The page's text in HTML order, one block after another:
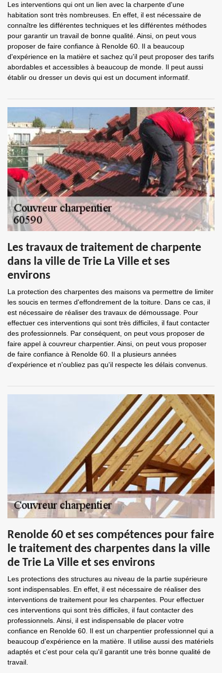
Les interventions qui ont un lien avec la charpente d'une
habitation sont très nombreuses. En effet, il est nécessaire de
connaître les différentes techniques et les différentes méthodes
pour garantir un travail de bonne qualité. Ainsi, on peut vous
proposer de faire confiance à Renolde 60. Il a beaucoup
d'expérience en la matière et sachez qu'il peut proposer des tarifs
abordables et accessibles à beaucoup de monde. Il peut aussi
établir ou dresser un devis qui est un document informatif.
Les travaux de traitement de charpente
dans la ville de Trie La Ville et ses
environs
La protection des charpentes des maisons va permettre de limiter
les soucis en termes d'effondrement de la toiture. Dans ce cas, il
est nécessaire de réaliser des travaux de démoussage. Pour
effectuer ces interventions qui sont très difficiles, il faut contacter
des professionnels. Par conséquent, on peut vous proposer de
faire appel à couvreur charpentier. Ainsi, on peut vous proposer
de faire confiance à Renolde 60. Il a plusieurs années
d'expérience et n'oubliez pas qu'il respecte les délais convenus.
Renolde 60 et ses compétences pour faire
le traitement des charpentes dans la ville
de Trie La Ville et ses environs
Les protections des structures au niveau de la partie supérieure
sont indispensables. En effet, il est nécessaire de réaliser des
interventions de traitement pour les charpentes. Pour effectuer
ces interventions qui sont très difficiles, il faut contacter des
professionnels. Ainsi, il est indispensable de placer votre
confiance en Renolde 60. Il est un charpentier professionnel qui a
beaucoup d'expérience en la matière. Il utilise aussi des matériels
adaptés et c'est pour cela qu'il garantit une très bonne qualité de
travail.